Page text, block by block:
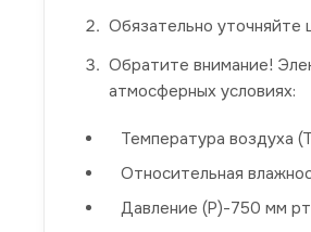
Обязательно
Обратите внимание!
атмосферных условиях:
Температура воздуха
Относительная
Давление (P)-750 мм